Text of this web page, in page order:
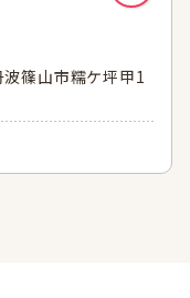
篠山市糯ケ坪甲1